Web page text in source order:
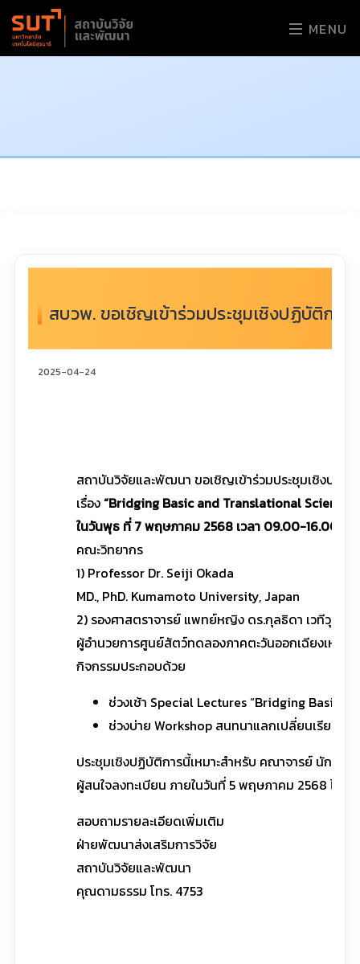
MENU
สบวพ. ขอเชิญเข้าร่วมประชุมเชิงปฏิบัติกา
2025-04-24
สถาบันวิจัยและพัฒนา ขอเชิญเข้าร่วมประชุมเชิงปฏิบั
เรื่อง“Bridging Basic and Translational
ในวันพุธ ที่ 7 พฤษภาคม 2568 เวลา 09.00-16.00 น.
คณะวิทยากร
1) Professor Dr. Seiji Okada
MD., PhD. Kumamoto University, Japan
2) รองศาสตราจารย์ แพทย์หญิง ดร.กุลธิดา เวทีวุฒาจ
ผู้อำนวยการศูนย์สัตว์ทดลองภาคตะวันออกเฉียงเหนือ
กิจกรรมประกอบด้วย
ช่วงเช้า Special Lectures “Bridging Basic
ช่วงบ่าย Workshop สนทนาแลกเปลี่ยนเรียนรู้
ประชุมเชิงปฏิบัติการนี้เหมาะสำหรับ คณาจารย์ นักวิ
ผู้สนใจลงทะเบียน ภายในวันที่ 5 พฤษภาคม 2568 ได้ที่
สอบถามรายละเอียดเพิ่มเติม
ฝ่ายพัฒนาส่งเสริมการวิจัย
สถาบันวิจัยและพัฒนา
คุณดามธรรม โทร. 4753